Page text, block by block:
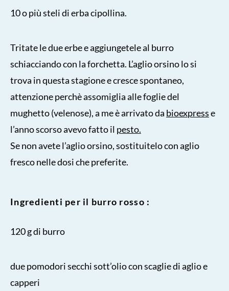
10 o più steli di erba cipollina.
Tritate le due erbe e aggiungetele al burro
schiacciando con la forchetta. L’aglio orsino lo si
trova in questa stagione e cresce spontaneo,
attenzione perchè assomiglia alle foglie del
mughetto (velenose), a me è arrivato da bioexpresse
l’anno scorso avevo fatto il pesto.
Se non avete l’aglio orsino, sostituitelo con aglio
fresco nelle dosi che preferite.
Ingredienti per il burro rosso :
120 g di burro
due pomodori secchi sott’olio con scaglie di aglio e
capperi